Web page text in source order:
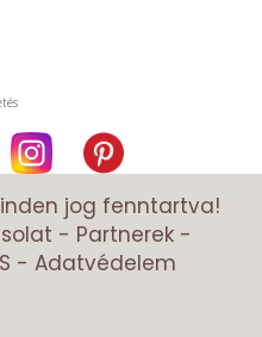
jog fenntartva!
- Partnerek-
- Adatvédelem